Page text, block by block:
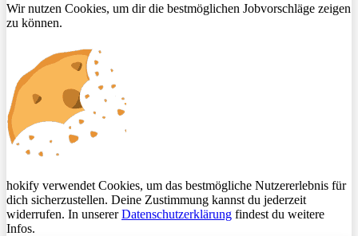
Wir nutzen Cookies, um dir die bestmöglichen Jobvorschläge zeigen
zu können.
hokify verwendet Cookies, um das bestmögliche Nutzererlebnis für
dich sicherzustellen. Deine Zustimmung kannst du jederzeit
widerrufen. In unsererDatenschutzerklärung findest du weitere
Infos.